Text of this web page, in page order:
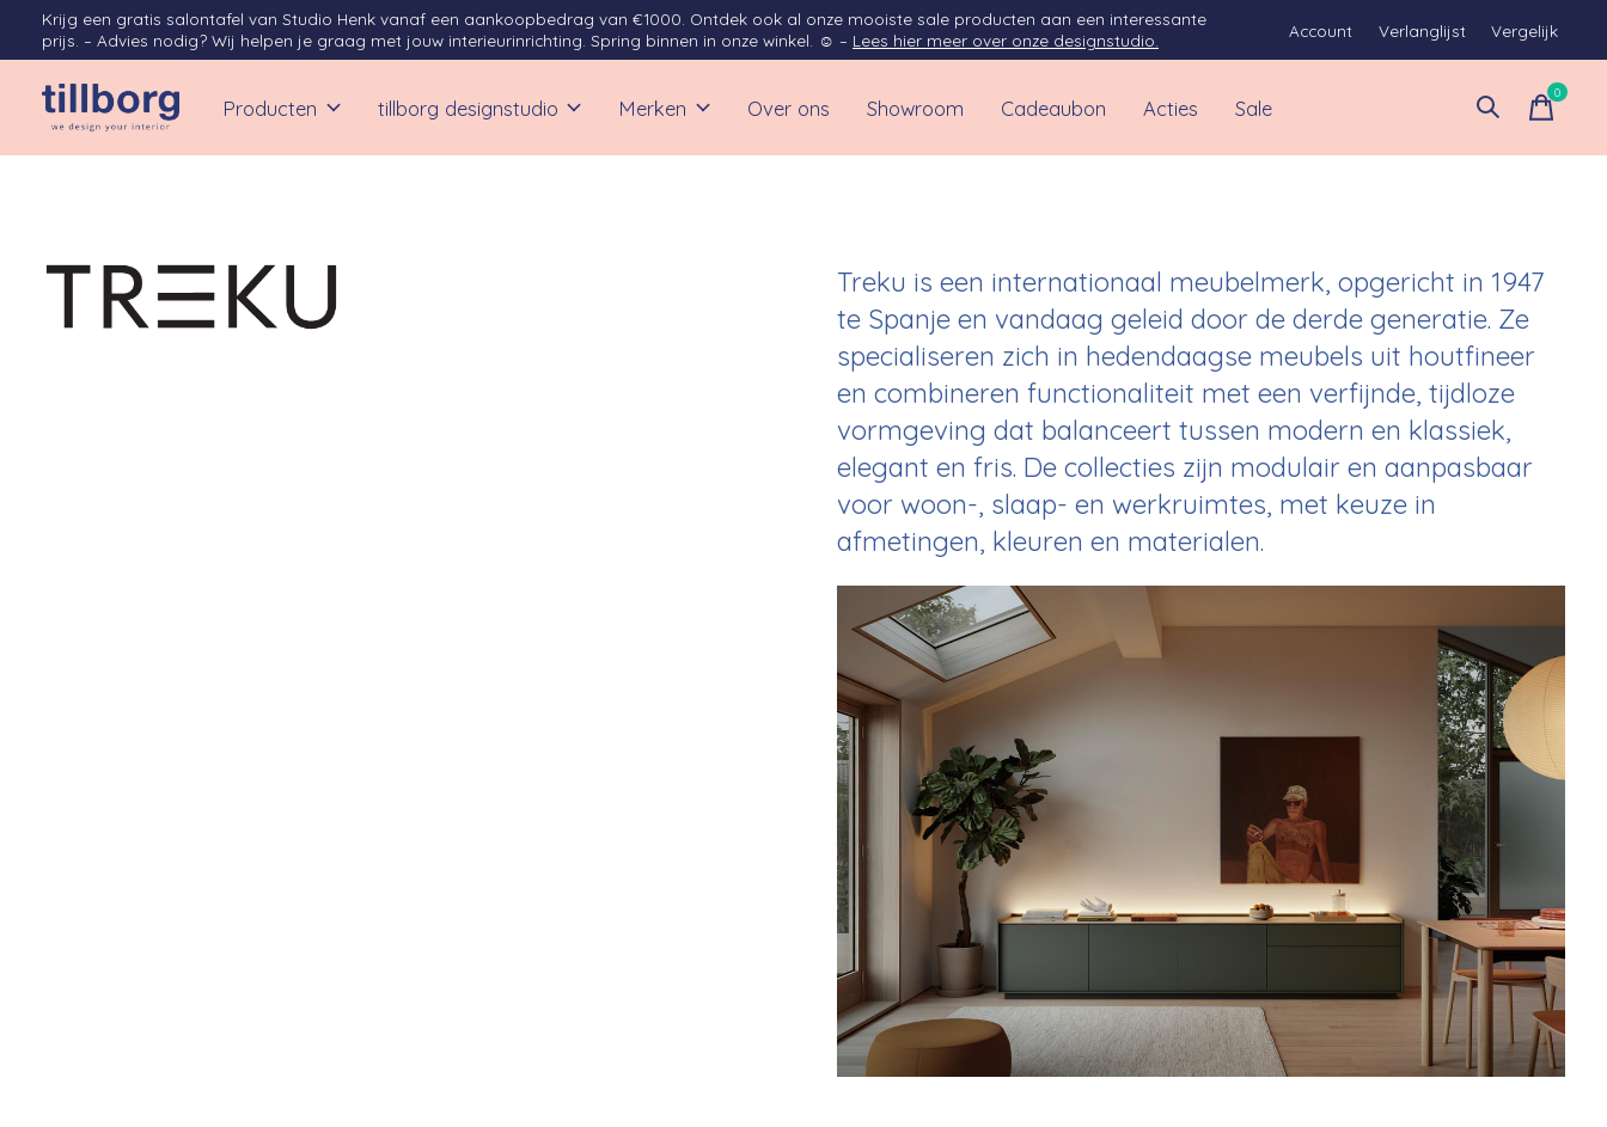
Krijg een gratis salontafel van Studio Henk vanaf een aankoopbedrag van €1000. Ontdek ook al onze mooiste sale producten aan een interessante
prijs. – Advies nodig? Wij helpen je graag met jouw interieurinrichting. Spring binnen in onze winkel. ☺ – Lees hier meer over onze designstudio. Account Verlanglijst Vergelijk
Producten tillborg designstudio Merken Over ons Showroom Cadeaubon Acties Sale
0items
Treku
Treku is een internationaal meubelmerk, opgericht in 1947
te Spanje en vandaag geleid door de derde generatie. Ze
specialiseren zich in hedendaagse meubels uit houtfineer
en combineren functionaliteit met een verfijnde, tijdloze
vormgeving dat balanceert tussen modern en klassiek,
elegant en fris. De collecties zijn modulair en aanpasbaar
voor woon-, slaap- en werkruimtes, met keuze in
afmetingen, kleuren en materialen.